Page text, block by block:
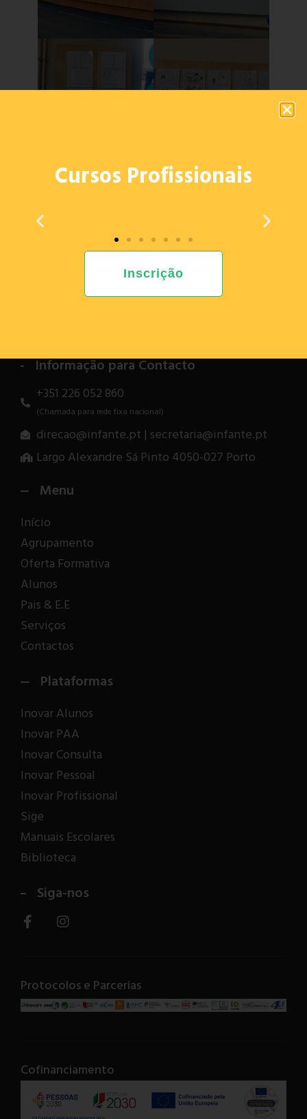
O AEIDH presente na reunião dos núcleos de ação da
saúde para crianças e jovens em risco da ULS Santo
Informação para Contacto
+351 226 052 860
(Chamada para rede fixa nacional)
direcao@infante.pt | secretaria@infante.pt
Largo Alexandre Sá Pinto 4050-027 Porto
Menu
Início
Agrupamento
Oferta Formativa
Alunos
Pais & E.E
Serviços
Contactos
Plataformas
Inovar Alunos
Inovar PAA
Inovar Consulta
Inovar Pessoal
Inovar Profissional
Sige
Manuais Escolares
Biblioteca
Siga-nos
Protocolos e Parcerias
Cofinanciamento
Cursos Profissionais